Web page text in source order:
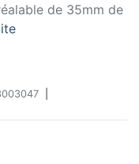
de 35mm de